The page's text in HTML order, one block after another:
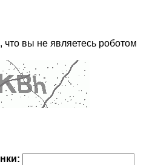
вы не являетесь роботом